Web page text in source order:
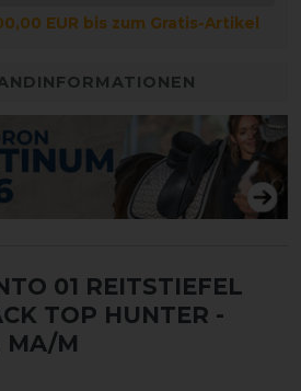
EUR bis zum Gratis-Artikel
01 REITSTIEFEL
TOP HUNTER -
MA/M